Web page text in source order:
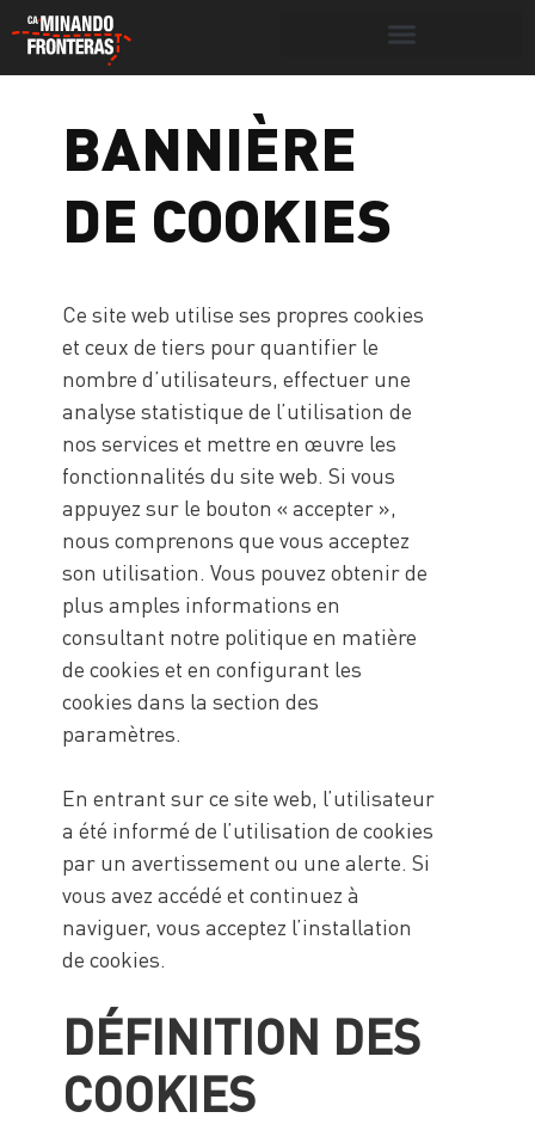
Portada »Bannière de cookies
BANNIÈRE
DE COOKIES
Ce site web utilise ses propres cookies
et ceux de tiers pour quantifier le
nombre d’utilisateurs, effectuer une
analyse statistique de l’utilisation de
nos services et mettre en œuvre les
fonctionnalités du site web. Si vous
appuyez sur le bouton « accepter »,
nous comprenons que vous acceptez
son utilisation. Vous pouvez obtenir de
plus amples informations en
consultant notre politique en matière
de cookies et en configurant les
cookies dans la section des
paramètres.
En entrant sur ce site web, l’utilisateur
a été informé de l’utilisation de cookies
par un avertissement ou une alerte. Si
vous avez accédé et continuez à
naviguer, vous acceptez l’installation
de cookies.
DÉFINITION DES
COOKIES